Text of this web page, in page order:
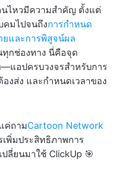
นไหวมีความสำคัญ ตั้งแต่
คมไปจนถึงการกำหนด
ยและการพิสูจน์ผล
ทุกช่องทาง นี่คือจุด
แอปครบวงจรสำหรับการ
งส่ง และกำหนดเวลาของ
ค่ถามCartoon Network
พิ่มประสิทธิภาพการ
ลี่ยนมาใช้ ClickUp 🎯